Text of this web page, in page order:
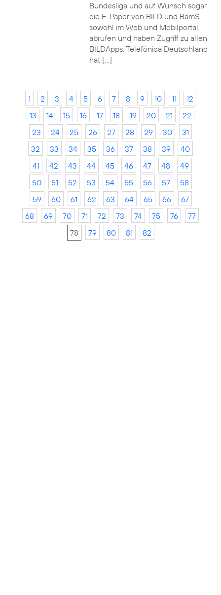
Bundesliga und auf Wunsch sogar
die E-Paper von BILD und BamS
sowohl im Web und Mobilportal
abrufen und haben Zugriff zu allen
BILDApps. Telefónica Deutschland
hat […]
1 2 3 4 5 6 7 8 9 10 11
12
13
14 15 16 17 18 19 20 21
22
23
24 25 26 27 28 29 30
31
32
33 34 35 36 37 38 39
40
41
42 43 44 45 46 47 48
49
50
51 52 53 54 55 56 57
58
59
60 61 62 63 64 65 66
67
68
69 70 71 72 73 74 75 76
77
78
79 80 81 82